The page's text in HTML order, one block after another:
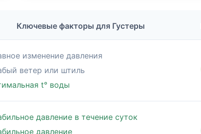
Ключевые факторы для Густеры
изменение давления
ветер или штиль
t° воды
давление в течение суток
давление